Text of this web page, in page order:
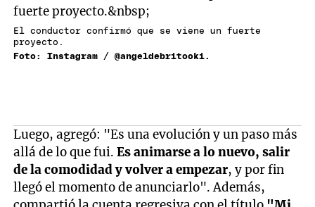
El conductor confirmó que se viene un fuerte
proyecto.
Foto: Instagram / @angeldebritooki.
Luego, agregó: "Es una evolución y un paso más
allá de lo que fui.Es animarse a lo nuevo, salir
de la comodidad y volver a empezar, y por fin
llegó el momento de anunciarlo". Además,